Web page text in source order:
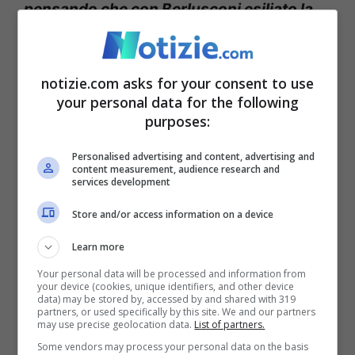
pensando che con Berlusconi esiliato la
sinistra avrebbe avuto vita facile”.
“Ora chiedetegli scusa”
Silvio Berlusconi (Ansa Foto)
notizie.com asks for your consent to use
your personal data for the following
purposes:
Personalised advertising and content, advertising and
content measurement, audience research and
services development
Store and/or access information on a device
Learn more
Your personal data will be processed and information from
your device (cookies, unique identifiers, and other device
data) may be stored by, accessed by and shared with 319
partners, or used specifically by this site. We and our partners
may use precise geolocation data. List of partners.
Some vendors may process your personal data on the basis